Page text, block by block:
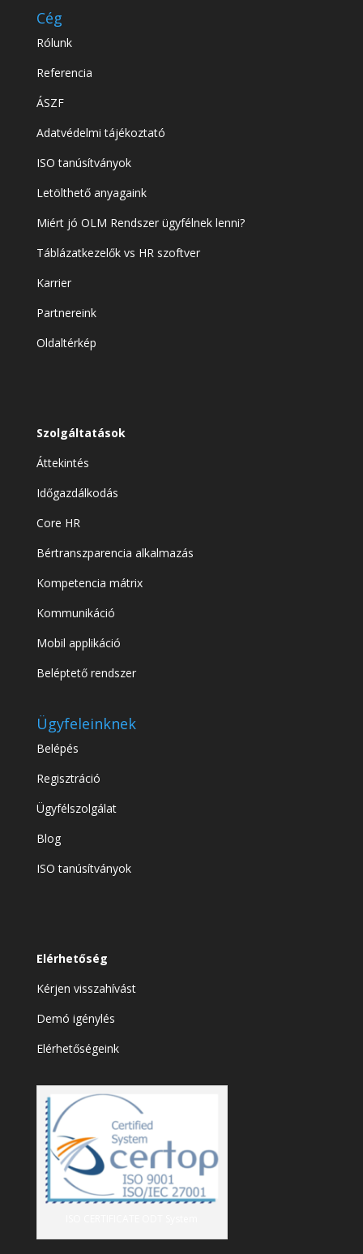
Cég
Rólunk
Referencia
ÁSZF
Adatvédelmi tájékoztató
ISO tanúsítványok
Letölthető anyagaink
Miért jó OLM Rendszer ügyfélnek lenni?
Táblázatkezelők vs HR szoftver
Karrier
Partnereink
Oldaltérkép
Szolgáltatások
Áttekintés
Időgazdálkodás
Core HR
Bértranszparencia alkalmazás
Kompetencia mátrix
Kommunikáció
Mobil applikáció
Beléptető rendszer
Ügyfeleinknek
Belépés
Regisztráció
Ügyfélszolgálat
Blog
ISO tanúsítványok
Elérhetőség
Kérjen visszahívást
Demó igénylés
Elérhetőségeink